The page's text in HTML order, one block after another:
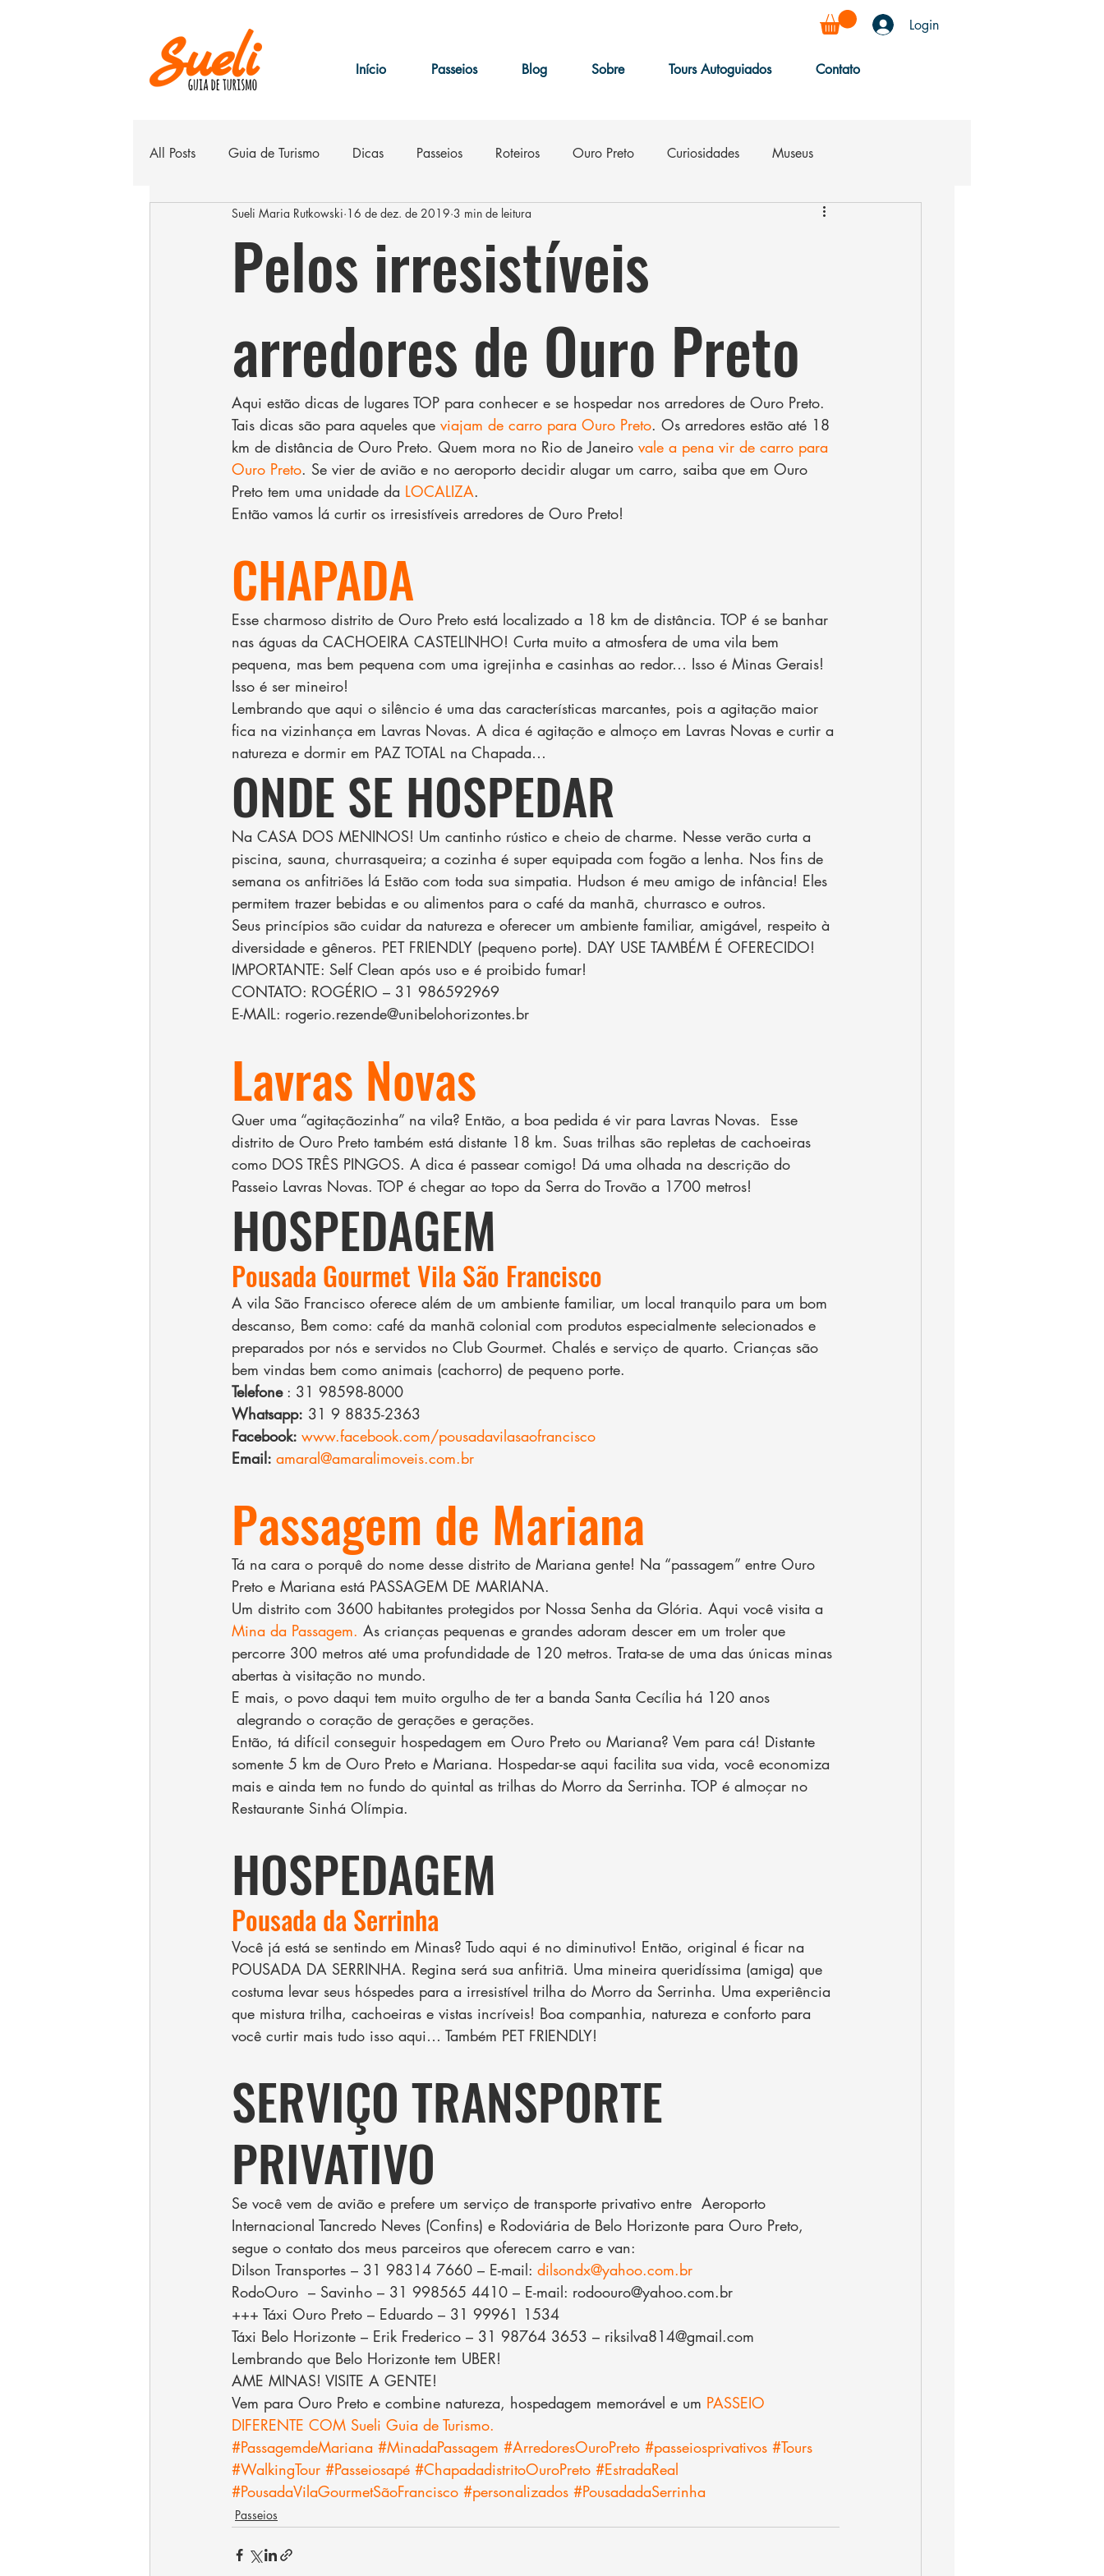
Login
Início Passeios Blog Sobre Tours Autoguiados Contato
All Posts Guia de Turismo Dicas Passeios Roteiros Ouro Preto Curiosidades Museus
Belo Horizonte Hospedagem Eventos
Pelos irresistíveis
arredores de Ouro Preto
Sueli Maria Rutkowski 16 de dez. de 2019 3 min de leitura
Aqui estão dicas de lugares TOP para conhecer e se hospedar nos arredores de Ouro Preto.
Tais dicas são para aqueles que viajam de carro para Ouro Preto. Os arredores estão até 18
km de distância de Ouro Preto. Quem mora no Rio de Janeiro vale a pena vir de carro para
Ouro Preto. Se vier de avião e no aeroporto decidir alugar um carro, saiba que em Ouro
Preto tem uma unidade da LOCALIZA.
Então vamos lá curtir os irresistíveis arredores de Ouro Preto!
CHAPADA
Esse charmoso distrito de Ouro Preto está localizado a 18 km de distância. TOP é se banhar
nas águas da CACHOEIRA CASTELINHO! Curta muito a atmosfera de uma vila bem
pequena, mas bem pequena com uma igrejinha e casinhas ao redor… Isso é Minas Gerais!
Isso é ser mineiro!
Lembrando que aqui o silêncio é uma das características marcantes, pois a agitação maior
fica na vizinhança em Lavras Novas. A dica é agitação e almoço em Lavras Novas e curtir a
natureza e dormir em PAZ TOTAL na Chapada…
ONDE SE HOSPEDAR
Na CASA DOS MENINOS! Um cantinho rústico e cheio de charme. Nesse verão curta a
piscina, sauna, churrasqueira; a cozinha é super equipada com fogão a lenha. Nos fins de
semana os anfitriões lá Estão com toda sua simpatia. Hudson é meu amigo de infância! Eles
permitem trazer bebidas e ou alimentos para o café da manhã, churrasco e outros.
Seus princípios são cuidar da natureza e oferecer um ambiente familiar, amigável, respeito à
diversidade e gêneros. PET FRIENDLY (pequeno porte). DAY USE TAMBÉM É OFERECIDO!
IMPORTANTE: Self Clean após uso e é proibido fumar!
CONTATO: ROGÉRIO – 31 986592969
E-MAIL: rogerio.rezende@unibelohorizontes.br
Lavras Novas
Quer uma “agitaçãozinha” na vila? Então, a boa pedida é vir para Lavras Novas.  Esse
distrito de Ouro Preto também está distante 18 km. Suas trilhas são repletas de cachoeiras
como DOS TRÊS PINGOS. A dica é passear comigo! Dá uma olhada na descrição do
Passeio Lavras Novas. TOP é chegar ao topo da Serra do Trovão a 1700 metros!
HOSPEDAGEM
Pousada Gourmet Vila São Francisco
A vila São Francisco oferece além de um ambiente familiar, um local tranquilo para um bom
descanso, Bem como: café da manhã colonial com produtos especialmente selecionados e
preparados por nós e servidos no Club Gourmet. Chalés e serviço de quarto. Crianças são
bem vindas bem como animais (cachorro) de pequeno porte.
Telefone : 31 98598-8000​
Whatsapp: 31 9 8835-2363
Facebook: www.facebook.com/pousadavilasaofrancisco
Email: amaral@amaralimoveis.com.br
Passagem de Mariana
Tá na cara o porquê do nome desse distrito de Mariana gente! Na “passagem” entre Ouro
Preto e Mariana está PASSAGEM DE MARIANA.
Um distrito com 3600 habitantes protegidos por Nossa Senha da Glória. Aqui você visita a
Mina da Passagem. As crianças pequenas e grandes adoram descer em um troler que
percorre 300 metros até uma profundidade de 120 metros. Trata-se de uma das únicas minas
abertas à visitação no mundo.
E mais, o povo daqui tem muito orgulho de ter a banda Santa Cecília há 120 anos
alegrando o coração de gerações e gerações.
Então, tá difícil conseguir hospedagem em Ouro Preto ou Mariana? Vem para cá! Distante
somente 5 km de Ouro Preto e Mariana. Hospedar-se aqui facilita sua vida, você economiza
mais e ainda tem no fundo do quintal as trilhas do Morro da Serrinha. TOP é almoçar no
Restaurante Sinhá Olímpia.
HOSPEDAGEM
Pousada da Serrinha
Você já está se sentindo em Minas? Tudo aqui é no diminutivo! Então, original é ficar na
POUSADA DA SERRINHA. Regina será sua anfitriã. Uma mineira queridíssima (amiga) que
costuma levar seus hóspedes para a irresistível trilha do Morro da Serrinha. Uma experiência
que mistura trilha, cachoeiras e vistas incríveis! Boa companhia, natureza e conforto para
você curtir mais tudo isso aqui… Também PET FRIENDLY!
SERVIÇO TRANSPORTE
PRIVATIVO
Se você vem de avião e prefere um serviço de transporte privativo entre  Aeroporto
Internacional Tancredo Neves (Confins) e Rodoviária de Belo Horizonte para Ouro Preto,
segue o contato dos meus parceiros que oferecem carro e van:
Dilson Transportes – 31 98314 7660 – E-mail: dilsondx@yahoo.com.br
RodoOuro  – Savinho – 31 998565 4410 – E-mail: rodoouro@yahoo.com.br
+++ Táxi Ouro Preto – Eduardo – 31 99961 1534
Táxi Belo Horizonte – Erik Frederico – 31 98764 3653 – riksilva814@gmail.com
Lembrando que Belo Horizonte tem UBER!
AME MINAS! VISITE A GENTE!
Vem para Ouro Preto e combine natureza, hospedagem memorável e um PASSEIO
DIFERENTE COM Sueli Guia de Turismo.
#PassagemdeMariana #MinadaPassagem #ArredoresOuroPreto #passeiosprivativos #Tours
#WalkingTour #Passeiosapé #ChapadadistritoOuroPreto #EstradaReal
#PousadaVilaGourmetSãoFrancisco #personalizados #PousadadaSerrinha
Passeios